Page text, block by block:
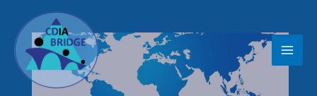
contenu